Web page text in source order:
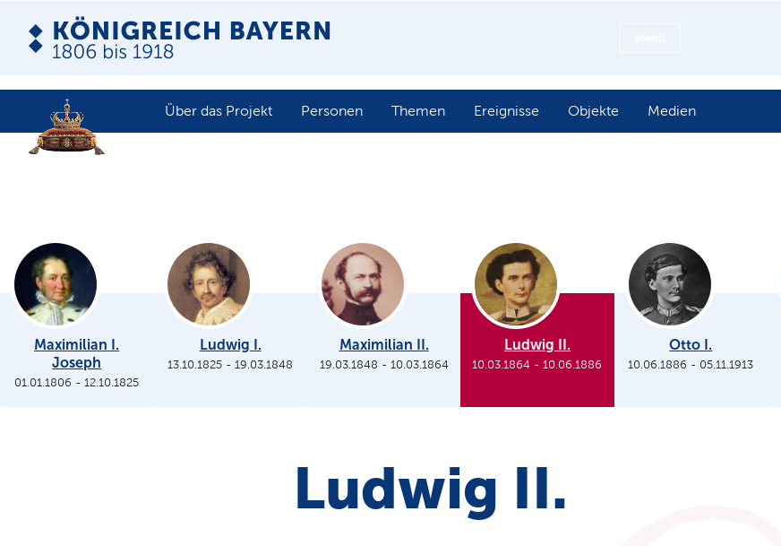
Über das Projekt Personen Themen Ereignisse Objekte Medien
Maximilian I.
Joseph
01.01.1806 -12.10.1825
Ludwig I.
13.10.1825 -19.03.1848
Maximilian II.
19.03.1848 - 10.03.1864
Ludwig II.
10.03.1864 -10.06.1886
Otto I.
10.06.1886 - 05.11.1913
Ludwig II.